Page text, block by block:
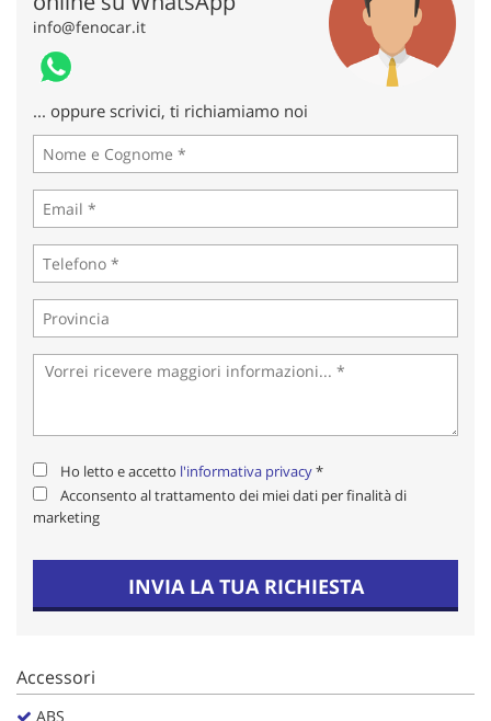
info@fenocar.it
... oppure scrivici, ti richiamiamo noi
Ho letto e accetto l'informativa privacy*
Acconsento al trattamento dei miei dati per finalità di
marketing
INVIA LA TUA RICHIESTA
Accessori
ABS
Cookie per il miglioramento dell'esperienza utente
Cookie analitici
la
cookie
policy